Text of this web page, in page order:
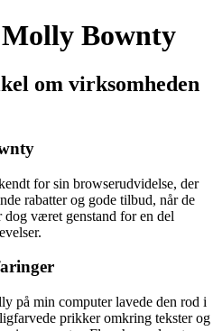
Bownty
om virksomheden
for sin browserudvidelse, der
rabatter og gode tilbud, når de
været genstand for en del
på min computer lavede den rod i
prikker omkring tekster og